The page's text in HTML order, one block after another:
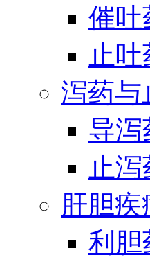
催吐
止吐
泻药与
导泻
止泻
肝胆
利胆